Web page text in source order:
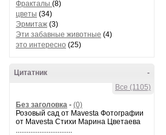
Фракталы (8)
цветы (34)
Эрмитаж (3)
Эти забавные животные (4)
это интересно (25)
-
Цитатник
Все (1105)
Без заголовка - (0)
Розовый сад от Mavesta Фотографии
от Mavesta Стихи Марина Цветаева
...............................